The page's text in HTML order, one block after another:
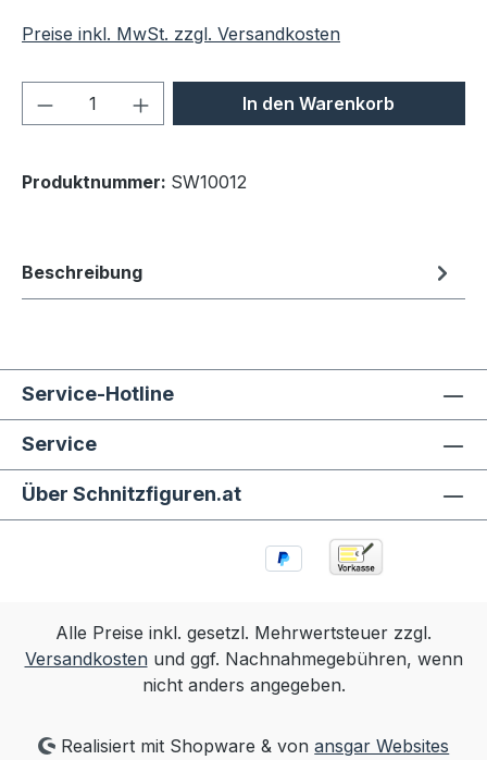
Preise inkl. MwSt. zzgl. Versandkosten
Produkt Anzahl: Gib denIn den Warenkorb
Produktnummer: SW10012
Beschreibung
Service-Hotline
Service
Über Schnitzfiguren.at
Alle Preise inkl. gesetzl. Mehrwertsteuer zzgl.
Versandkostenund ggf. Nachnahmegebühren, wenn
nicht anders angegeben.
Realisiert mit Shopware & vonansgar Websites